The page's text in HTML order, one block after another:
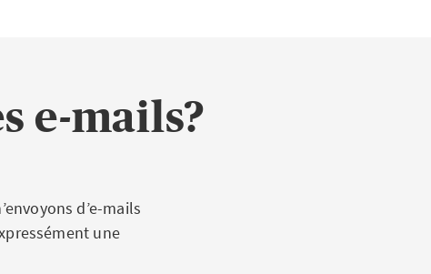
e-mails?
d’e-mails
une